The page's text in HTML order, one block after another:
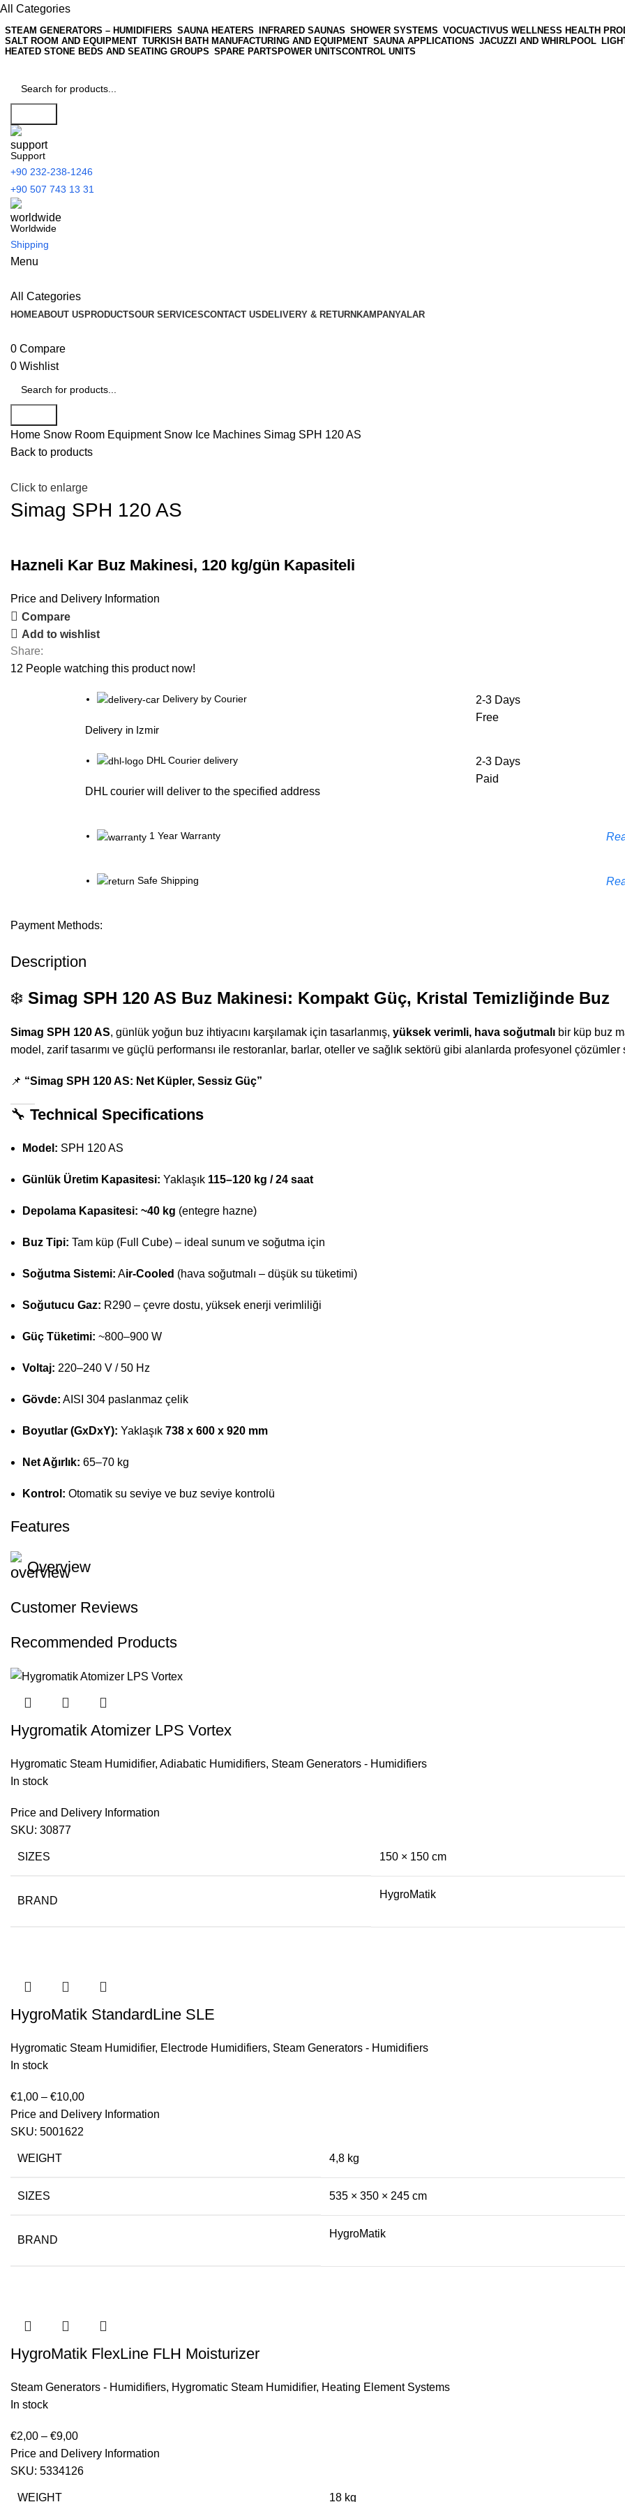
All Categories
STEAM GENERATORS – HUMIDIFIERS SAUNA HEATERS INFRARED SAUNAS SHOWER SYSTEMS VOCUACTIVUS WELLNESS HEALTH
SALT ROOM AND EQUIPMENT TURKISH BATH MANUFACTURING AND EQUIPMENT SAUNA APPLICATIONS JACUZZI AND WHIRLPOOL
HEATED STONE BEDS AND SEATING GROUPS SPARE PARTSPOWER UNITSCONTROL UNITS
Support
+90 232-238-1246
+90 507 743 13 31
Worldwide
Shipping
Menu
All Categories
HOMEABOUT USPRODUCTSOUR SERVICESCONTACT USDELIVERY & RETURNKAMPANYALAR
0 Compare
0 Wishlist
Home Snow Room Equipment Snow Ice Machines Simag SPH 120 AS
Back to products
Click to enlarge
Simag SPH 120 AS
Hazneli Kar Buz Makinesi, 120 kg/gün Kapasiteli
Price and Delivery Information
Compare
Add to wishlist
Share:
12 People watching this product now!
Delivery by Courier
Delivery in Izmir
2-3 Days
Free
DHL Courier delivery
DHL courier will deliver to the specified address
2-3 Days
Paid
1 Year Warranty
Safe Shipping
Payment Methods:
Description
❄️ Simag SPH 120 AS Buz Makinesi: Kompakt Güç, Kristal Temizliğinde Buz
Simag SPH 120 AS, günlük yoğun buz ihtiyacını karşılamak için tasarlanmış, yüksek verimli, hava soğutmalı bir küp buz
model, zarif tasarımı ve güçlü performansı ile restoranlar, barlar, oteller ve sağlık sektörü gibi alanlarda profesyonel çözümler
📌 “Simag SPH 120 AS: Net Küpler, Sessiz Güç”
🔧 Technical Specifications
Model: SPH 120 AS
Günlük Üretim Kapasitesi: Yaklaşık 115–120 kg / 24 saat
Depolama Kapasitesi: ~40 kg (entegre hazne)
Buz Tipi: Tam küp (Full Cube) – ideal sunum ve soğutma için
Soğutma Sistemi: Air-Cooled (hava soğutmalı – düşük su tüketimi)
Soğutucu Gaz: R290 – çevre dostu, yüksek enerji verimliliği
Güç Tüketimi: ~800–900 W
Voltaj: 220–240 V / 50 Hz
Gövde: AISI 304 paslanmaz çelik
Boyutlar (GxDxY): Yaklaşık 738 x 600 x 920 mm
Net Ağırlık: 65–70 kg
Kontrol: Otomatik su seviye ve buz seviye kontrolü
Features
Overview
Customer Reviews
Recommended Products
Hygromatik Atomizer LPS Vortex
Hygromatic Steam Humidifier, Adiabatic Humidifiers, Steam Generators - Humidifiers
In stock
Price and Delivery Information
SKU: 30877
SIZES 150 × 150 cm
BRAND
HygroMatik
HygroMatik StandardLine SLE
Hygromatic Steam Humidifier, Electrode Humidifiers, Steam Generators - Humidifiers
In stock
€1,00 – €10,00
Price and Delivery Information
SKU: 5001622
WEIGHT 4,8 kg
SIZES 535 × 350 × 245 cm
BRAND
HygroMatik
HygroMatik FlexLine FLH Moisturizer
Steam Generators - Humidifiers, Hygromatic Steam Humidifier, Heating Element Systems
In stock
€2,00 – €9,00
Price and Delivery Information
SKU: 5334126
WEIGHT 18 kg